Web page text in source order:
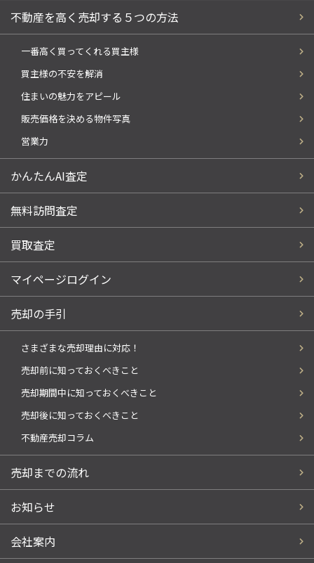
不動産を高く売却する５つの方法
一番高く買ってくれる買主様
買主様の不安を解消
住まいの魅力をアピール
販売価格を決める物件写真
営業力
かんたんAI査定
無料訪問査定
買取査定
マイページログイン
売却の手引
さまざまな売却理由に対応！
売却前に知っておくべきこと
売却期間中に知っておくべきこと
売却後に知っておくべきこと
不動産売却コラム
売却までの流れ
お知らせ
会社案内